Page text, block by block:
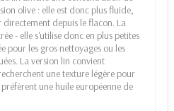
olive : elle est donc plus fluide,
directement depuis le flacon. La
- elle s'utilise donc en plus petites
pour les gros nettoyages ou les
La version lin convient
une texture légère pour
une huile européenne de